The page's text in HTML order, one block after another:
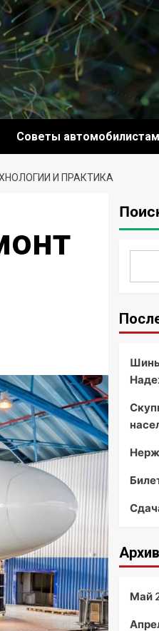
Советы автомобилистам
И ПРАКТИКА
Архив
Май